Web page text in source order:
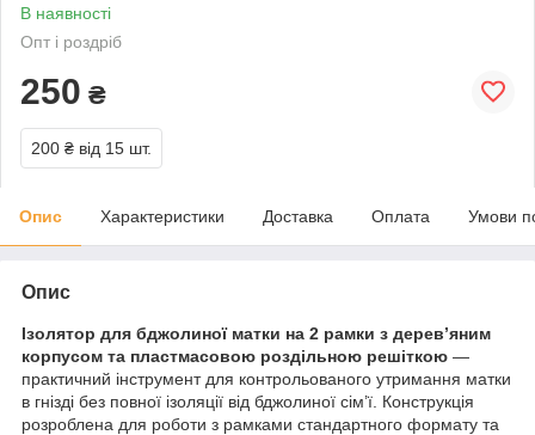
В наявності
Опт і роздріб
250 ₴
200 ₴ від 15 шт.
Опис Характеристики Доставка Оплата Умови
Опис
Ізолятор для бджолиної матки на 2 рамки з дерев’яним
корпусом та пластмасовою роздільною решіткою —
практичний інструмент для контрольованого утримання матки
в гнізді без повної ізоляції від бджолиної сім’ї. Конструкція
розроблена для роботи з рамками стандартного формату та